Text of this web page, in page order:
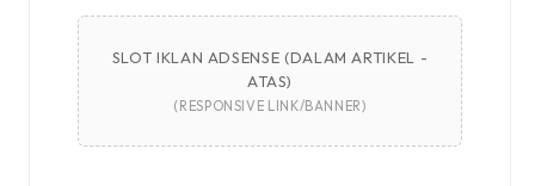
SLOT IKLAN ADSENSE (DALAM ARTIKEL -
ATAS)
(RESPONSIVE LINK/BANNER)